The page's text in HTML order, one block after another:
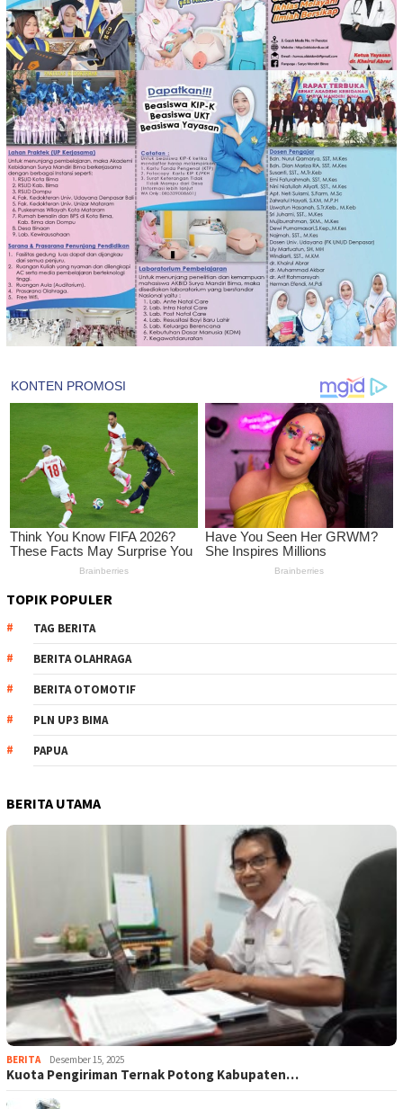
TOPIK POPULER
TAG BERITA
BERITA OLAHRAGA
BERITA OTOMOTIF
PLN UP3 BIMA
PAPUA
BERITA UTAMA
BERITA Desember 15, 2025
Kuota Pengiriman Ternak Potong Kabupaten…